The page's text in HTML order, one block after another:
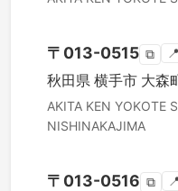
〒 013-0515 ⧉ 📍
秋田県 横手市 大森
AKITA KEN YOKOTE
NISHINAKAJIMA
〒 013-0516 ⧉